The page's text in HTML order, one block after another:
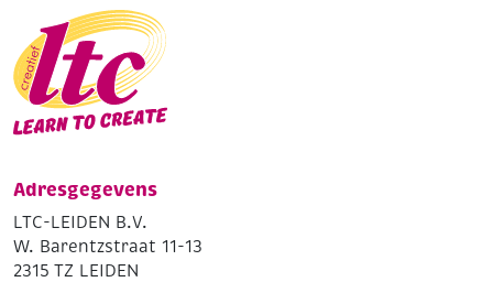
Adresgegevens
LTC-LEIDEN B.V.
W. Barentzstraat 11-13
2315 TZ LEIDEN